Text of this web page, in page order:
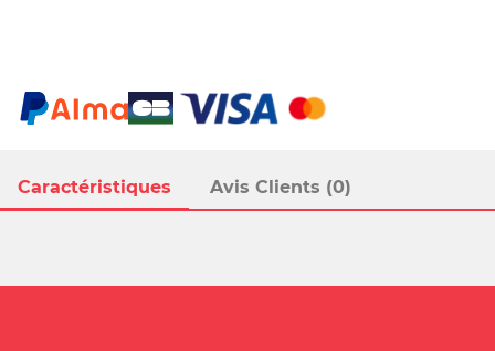
Caractéristiques Avis Clients (0)